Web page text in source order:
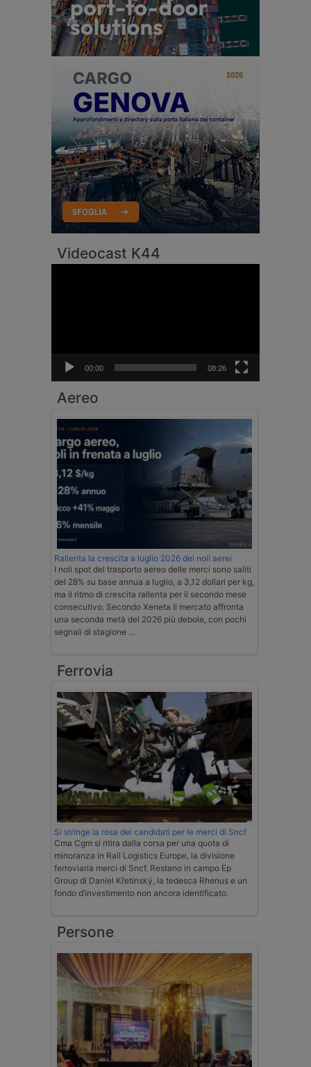
Videocast K44
00:00 08:26
Aereo
Rallenta la crescita a luglio 2026 dei noli aerei
I noli spot del trasporto aereo delle merci sono saliti
del 28% su base annua a luglio, a 3,12 dollari per kg,
ma il ritmo di crescita rallenta per il secondo mese
consecutivo. Secondo Xeneta il mercato affronta
una seconda metà del 2026 più debole, con pochi
segnali di stagione …
Ferrovia
Si stringe la rosa dei candidati per le merci di Sncf
Cma Cgm si ritira dalla corsa per una quota di
minoranza in Rail Logistics Europe, la divisione
ferroviaria merci di Sncf. Restano in campo Ep
Group di Daniel Křetínský, la tedesca Rhenus e un
fondo d’investimento non ancora identificato.
Persone